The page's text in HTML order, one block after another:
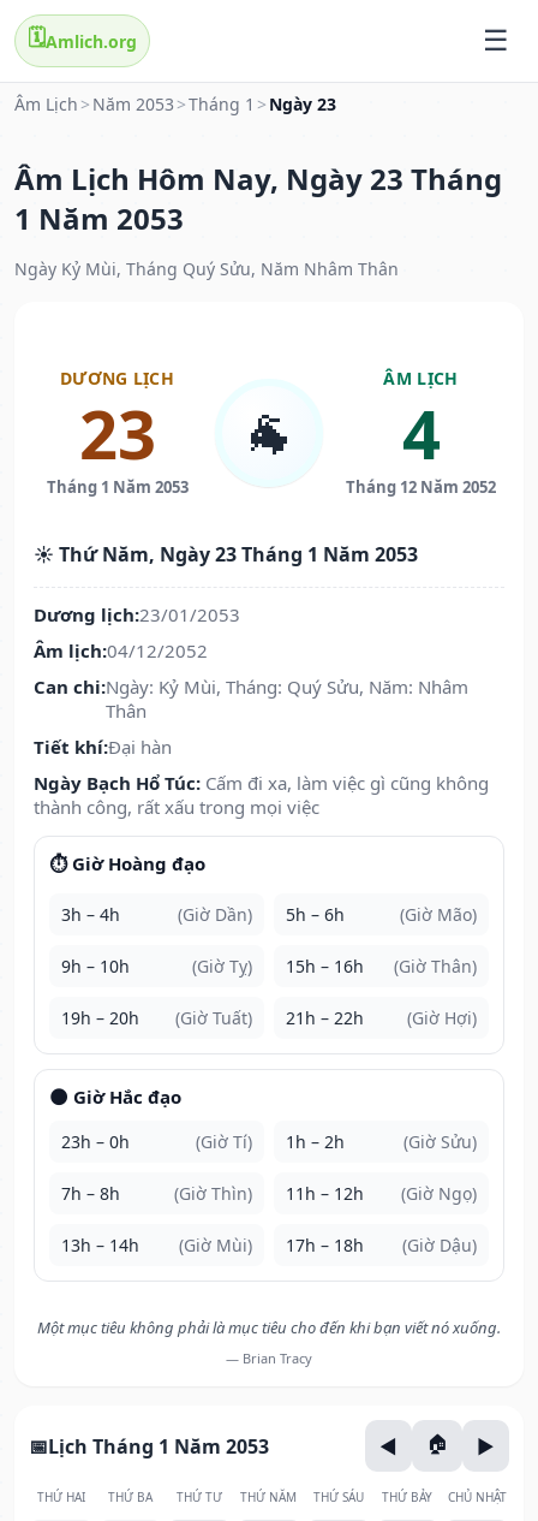
🗓️Amlich.org
Âm Lịch > Năm 2053 >Tháng 1 > Ngày 23
Âm Lịch Hôm Nay, Ngày 23 Tháng
1 Năm 2053
Ngày Kỷ Mùi, Tháng Quý Sửu, Năm Nhâm Thân
DƯƠNG LỊCH
23
Tháng 1 Năm 2053
🐐
ÂM LỊCH
4
Tháng 12 Năm 2052
☀️ Thứ Năm, Ngày 23 Tháng 1 Năm 2053
Dương lịch:23/01/2053
Âm lịch:04/12/2052
Can chi:Ngày: Kỷ Mùi, Tháng: Quý Sửu, Năm: Nhâm
Thân
Tiết khí:Đại hàn
Ngày Bạch Hổ Túc: Cấm đi xa, làm việc gì cũng không
thành công, rất xấu trong mọi việc
⏱️ Giờ Hoàng đạo
3h – 4h (Giờ Dần) 5h – 6h (Giờ Mão)
9h – 10h (Giờ Tỵ) 15h – 16h (Giờ Thân)
19h – 20h (Giờ Tuất) 21h – 22h (Giờ Hợi)
🌑 Giờ Hắc đạo
23h – 0h (Giờ Tí) 1h – 2h (Giờ Sửu)
7h – 8h (Giờ Thìn) 11h – 12h (Giờ Ngọ)
13h – 14h (Giờ Mùi) 17h – 18h (Giờ Dậu)
Một mục tiêu không phải là mục tiêu cho đến khi bạn viết nó xuống.
— Brian Tracy
Lịch Tháng 1 Năm 2053
THỨ HAI THỨ BA THỨ TƯ THỨ NĂM THỨ SÁU THỨ BẢY CHỦ NHẬT